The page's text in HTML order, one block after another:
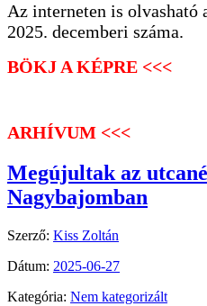
Az interneten is
2025. decemberi száma.
BÖKJ A KÉPRE <<<
ARHÍVUM <<<
Megújultak az
Nagybajomban
Szerző: Kiss Zoltán
Dátum: 2025-06-27
Kategória: Nem kategorizált